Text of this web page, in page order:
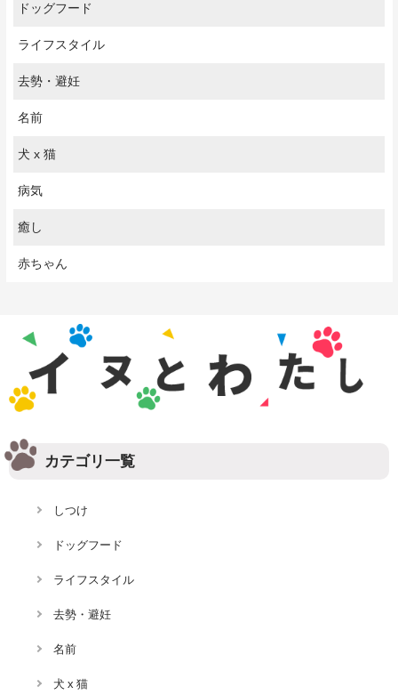
ドッグフード
ライフスタイル
去勢・避妊
名前
犬 x 猫
病気
癒し
赤ちゃん
カテゴリ一覧
しつけ
ドッグフード
ライフスタイル
去勢・避妊
名前
犬 x 猫